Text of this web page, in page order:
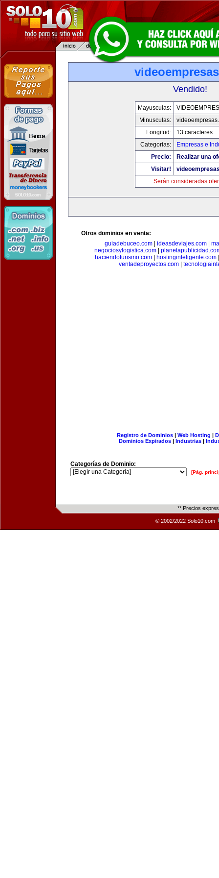
Vendido!
Mayusculas:
Minusculas:
Longitud:
13 caracteres
Categorias:
Empresas e
Precio:
Realizar una
Visitar!
Serán consideradas
Otros dominios en venta:
guiadebuceo.com
ideasdeviajes.com
negociosylogistica.com|
haciendoturismo.com
hostinginteligente.com
ventadeproyectos.com
Registro de Dominios| Web Hosting |
Dominios Expirados | Industrias |
Categorías de Dominio:
[Pág.
** Precios
© 2002/2022 Solo10.com